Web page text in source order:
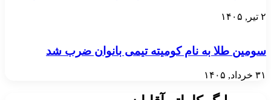
۲ تیر, ۱۴۰۵
سومین طلا به نام کومیته تیمی بانوان ضرب شد
۳۱ خرداد, ۱۴۰۵